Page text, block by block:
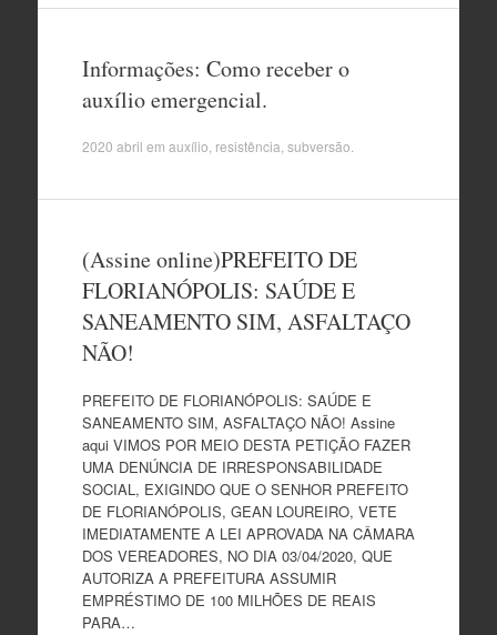
Informações: Como receber o
auxílio emergencial.
2020 abril em auxílio resistência subversão
(Assine online)PREFEITO DE
FLORIANÓPOLIS: SAÚDE E
SANEAMENTO SIM, ASFALTAÇO
NÃO!
PREFEITO DE FLORIANÓPOLIS: SAÚDE E
SANEAMENTO SIM, ASFALTAÇO NÃO! Assine
aqui VIMOS POR MEIO DESTA PETIÇÃO FAZER
UMA DENÚNCIA DE IRRESPONSABILIDADE
SOCIAL, EXIGINDO QUE O SENHOR PREFEITO
DE FLORIANÓPOLIS, GEAN LOUREIRO, VETE
IMEDIATAMENTE A LEI APROVADA NA CÂMARA
DOS VEREADORES, NO DIA 03/04/2020, QUE
AUTORIZA A PREFEITURA ASSUMIR
EMPRÉSTIMO DE 100 MILHÕES DE REAIS
PARA…